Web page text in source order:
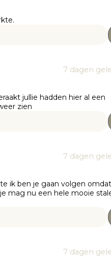
7 dagen
jullie hadden hier al een
zien
7 dagen
ik ben je gaan volgen
mag nu een hele mooie
7 dagen